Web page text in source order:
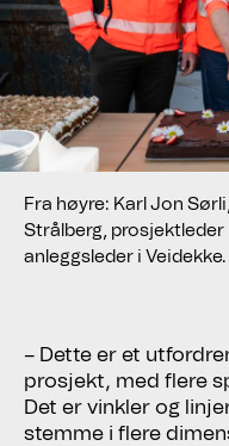
Fra høyre: Karl Jon
Strålberg, prosjektleder
anleggsleder i Veidekke.
– Dette er et
prosjekt, med flere
Det er vinkler og
stemme i flere